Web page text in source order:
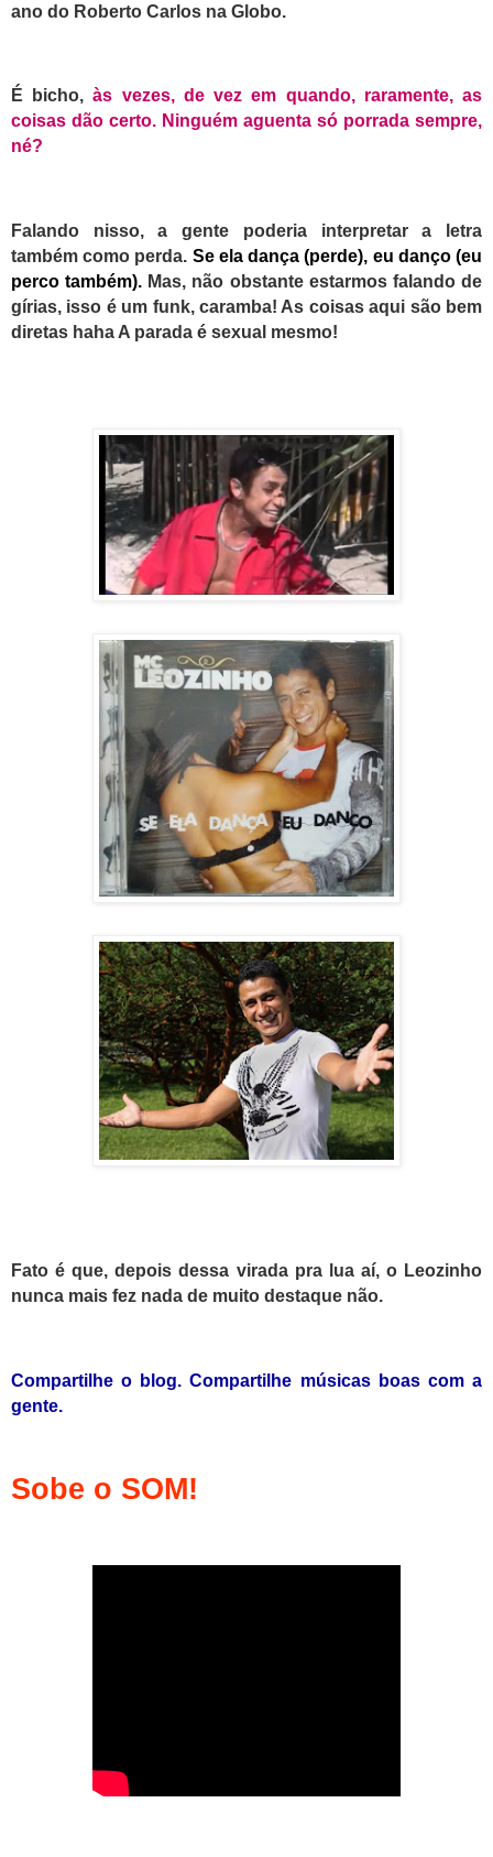
ano do Roberto Carlos na Globo.
É bicho,às vezes, de vez em quando, raramente, as
coisas dão certo. Ninguém aguenta só porrada sempre,
né?
Falando nisso, a gente poderia interpretar a letra
também como perda. Se ela dança (perde), eu danço (eu
perco também). Mas, não obstante estarmos falando de
gírias, isso é um funk, caramba! As coisas aqui são bem
diretas haha A parada é sexual mesmo!
Fato é que, depois dessa virada pra lua aí, o Leozinho
nunca mais fez nada de muito destaque não.
Compartilhe o blog. Compartilhe músicas boas com a
gente.
Sobe o SOM!